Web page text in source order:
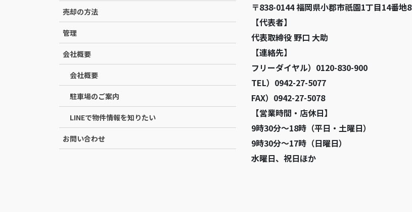
売却の方法
管理
会社概要
会社概要
駐車場のご案内
LINEで物件情報を知りたい
お問い合わせ
〒838-0144 福岡県小郡市祇園1丁目14番地8
【代表者】
代表取締役 野口 大助
【連絡先】
フリーダイヤル）0120-830-900
TEL）0942-27-5077
FAX）0942-27-5078
【営業時間・店休日】
9時30分～18時（平日・土曜日）
9時30分～17時（日曜日）
水曜日、祝日ほか